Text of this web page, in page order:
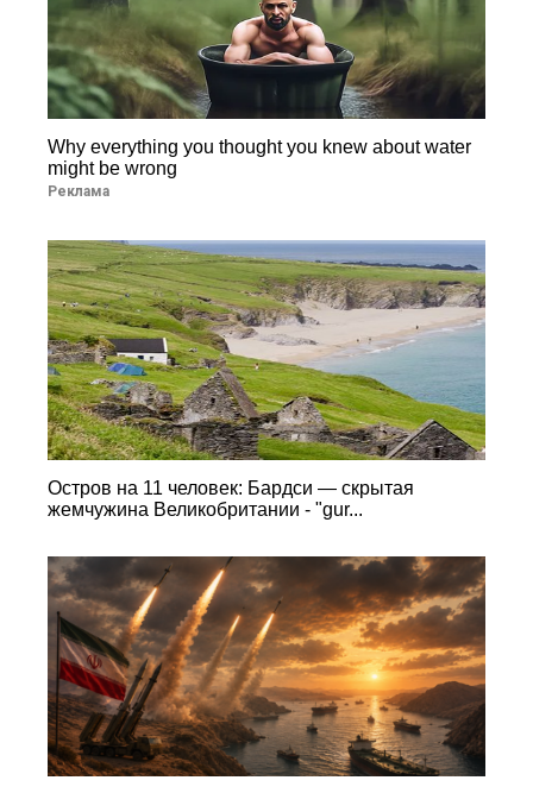
Why everything you thought you knew about water
might be wrong
Реклама
Остров на 11 человек: Бардси — скрытая
жемчужина Великобритании - "gur...